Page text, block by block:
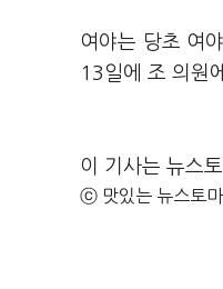
여야는 당초 여
13일에 조 의원
이 기사는 뉴스
ⓒ 맛있는 뉴스토마